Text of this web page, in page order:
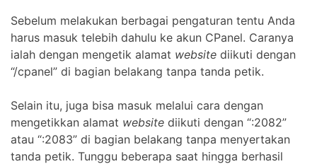
Sebelum melakukan berbagai pengaturan tentu Anda
harus masuk telebih dahulu ke akun CPanel. Caranya
ialah dengan mengetik alamat website diikuti dengan
“/cpanel” di bagian belakang tanpa tanda petik.
Selain itu, juga bisa masuk melalui cara dengan
mengetikkan alamat website diikuti dengan “:2082”
atau “:2083” di bagian belakang tanpa menyertakan
tanda petik. Tunggu beberapa saat hingga berhasil